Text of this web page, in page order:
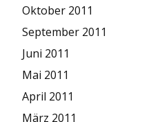
Oktober 2011
September 2011
Juni 2011
Mai 2011
April 2011
März 2011